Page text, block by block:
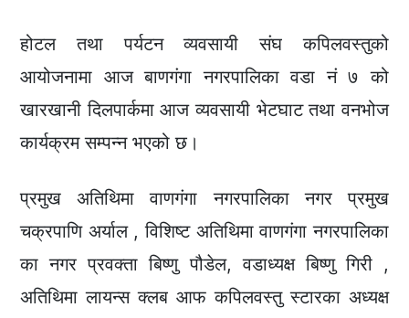
होटल तथा पर्यटन व्यवसायी संघ कपिलवस्तुको
आयोजनामा आज बाणगंगा नगरपालिका वडा नं ७ को
खारखानी दिलपार्कमा आज व्यवसायी भेटघाट तथा वनभोज
कार्यक्रम सम्पन्न भएको छ।
प्रमुख अतिथिमा वाणगंगा नगरपालिका नगर प्रमुख
चक्रपाणि अर्याल , विशिष्ट अतिथिमा वाणगंगा नगरपालिका
का नगर प्रवक्ता बिष्णु पौडेल, वडाध्यक्ष बिष्णु गिरी ,
अतिथिमा लायन्स क्लब आफ कपिलवस्तु स्टारका अध्यक्ष